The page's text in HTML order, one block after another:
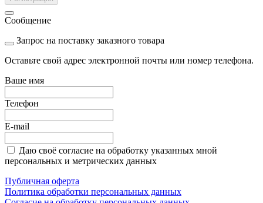
Сообщение
Запрос на поставку заказного товара
Оставьте свой адрес электронной почты или номер телефона.
Ваше имя
Телефон
E-mail
Даю своё согласие на обработку указанных мной
персональных и метрических данных
Публичная оферта
Политика обработки персональных данных